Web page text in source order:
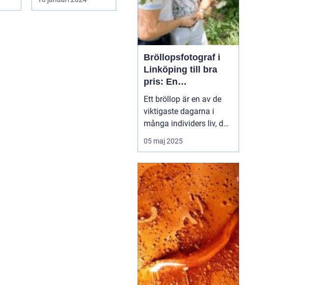
uppmärksamhet
Bröllopsfotograf i
Linköping till bra
pris: En
nyckelspelare för
oförglömliga
minnen
Ett bröllop är en av de
viktigaste dagarna i
många individers liv, där
alla detaljer har
betydelse. En av dessa
den omfattande
planeringen, är valet av
bröllopsfotograf i
Linköping. ...
05 maj 2025